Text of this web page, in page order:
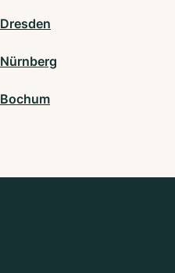
Dresden
Nürnberg
Bochum